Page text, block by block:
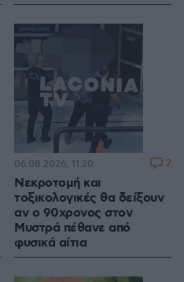
Νεκροτομή και
τοξικολογικές θα δείξουν
αν ο 90χρονος στον
Μυστρά πέθανε από
φυσικά αίτια
06.08.2026, 11:20 2